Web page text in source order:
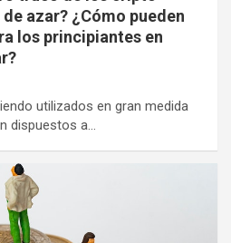
azar? ¿Cómo pueden
los principiantes en
utilizados en gran medida
dispuestos a…